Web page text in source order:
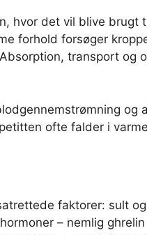
hvor det vil blive brugt
forhold forsøger
transport og
ofte falder i
faktorer: sult
– nemlig